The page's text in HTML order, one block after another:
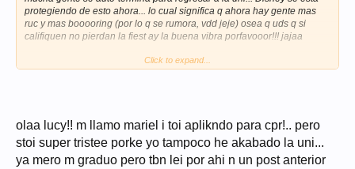
protegiendo de esto ahora... lo cual significa q ahora hay gente mas
ruc y mas booooring (por lo q se rumora, vdd jeje) osea q uds q si
califiquen no pierdan la fiest ay la buena vibra porfavooor!!! jajaa
uuuuy y lo de mis aplicaciones pasadas fue todo un rollo... ay les va
en la segunda, ana laura me dijo q era porq no me quiso sacar de la
carrera un anio (damn it!)
Click to expand...
olaa lucy!! m llamo mariel i toi aplikndo para cpr!.. pero
stoi super tristee porke yo tampoco he akabado la uni...
ya mero m graduo pero tbn lei por ahi n un post anterior